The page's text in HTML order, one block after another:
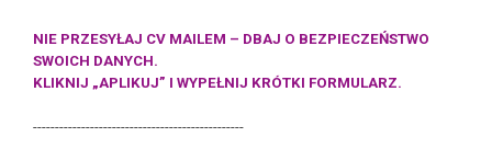
NIE PRZESYŁAJ CV MAILEM – DBAJ O BEZPIECZEŃSTWO
SWOICH DANYCH.
KLIKNIJ „APLIKUJ” I WYPEŁNIJ KRÓTKI FORMULARZ.
------------------------------------------------